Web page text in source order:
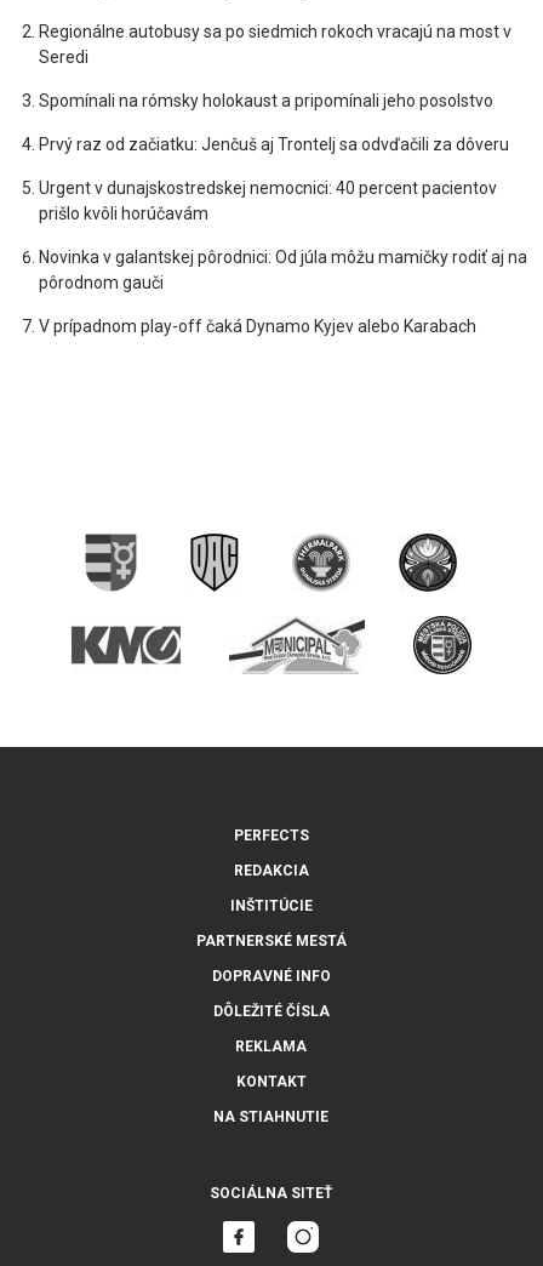
Regionálne autobusy sa po siedmich rokoch vracajú na most v
Seredi
Spomínali na rómsky holokaust a pripomínali jeho posolstvo
Prvý raz od začiatku: Jenčuš aj Trontelj sa odvďačili za dôveru
Urgent v dunajskostredskej nemocnici: 40 percent pacientov
prišlo kvôli horúčavám
Novinka v galantskej pôrodnici: Od júla môžu mamičky rodiť aj na
pôrodnom gauči
V prípadnom play-off čaká Dynamo Kyjev alebo Karabach
PERFECTS
REDAKCIA
INŠTITÚCIE
PARTNERSKÉ MESTÁ
DOPRAVNÉ INFO
DÔLEŽITÉ ČÍSLA
REKLAMA
KONTAKT
NA STIAHNUTIE
SOCIÁLNA SITEŤ